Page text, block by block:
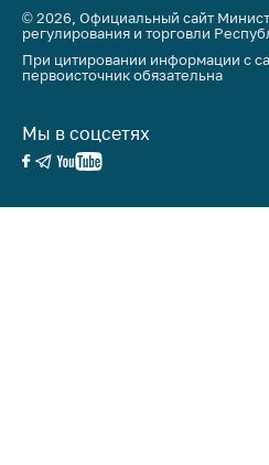
© 2026, Официальный сайт
регулирования и торговли
При цитировании информации с
первоисточник обязательна
Мы в соцсетях